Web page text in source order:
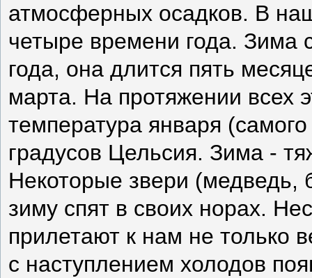
атмосферных осадков. В
четыре времени года. Зима
года, она длится пять
марта. На протяжении всех
температура января
градусов Цельсия. Зима -
Некоторые звери (медведь,
зиму спят в своих норах.
прилетают к нам не только
с наступлением холодов